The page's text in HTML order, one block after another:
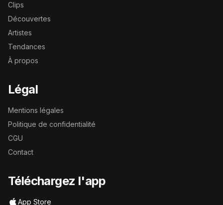
Clips
Découvertes
Artistes
Tendances
À propos
Légal
Mentions légales
Politique de confidentialité
CGU
Contact
Téléchargez l'app
App Store